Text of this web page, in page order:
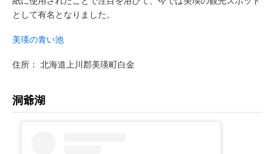
として有名となりました。
美瑛の青い池
住所： 北海道上川郡美瑛町白金
洞爺湖